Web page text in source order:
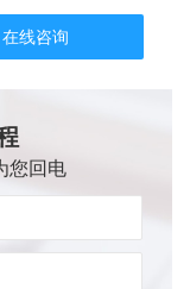
在线咨询
您回电